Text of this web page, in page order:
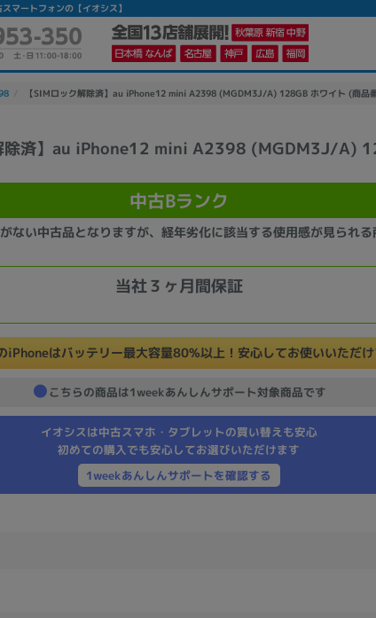
マートフォンの【イオシス】
【SIMロック解除済】au iPhone12 mini A2398 (MGDM3J/A) 128GB ホワイト (商品
除済】au iPhone12 mini A2398 (MGDM3J/A)
中古Bランク
ない中古品となりますが、経年劣化に該当する使用感が見られ
当社３ヶ月間保証
iPhoneはバッテリー最大容量80%以上！安心してお使いいただ
こちらの商品は1weekあんしんサポート対象商品です
イオシスは中古スマホ・タブレットの買い替えも安心
初めての購入でも安心してお選びいただけます
1weekあんしんサポートを確認する
カテゴリー
ノートPC デスクPC モニター
メーカー
Apple SONY TOSHIBA
Asus HP